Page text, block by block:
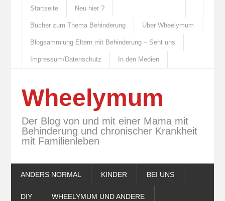
Startseite Neu hier ?
Bücher zum Thema Behinderung Über Wheelymum
Blogsammlung Eltern mit Behinderung – Seht uns
Impressum/Datenschutz In den Medien
Wheelymum
Der Blog von und mit einer Mama mit
Behinderung und chronischer Krankheit
mit Familienleben
ANDERS NORMAL KINDER BEI UNS
DIY WHEELYMUM UND ANDERE